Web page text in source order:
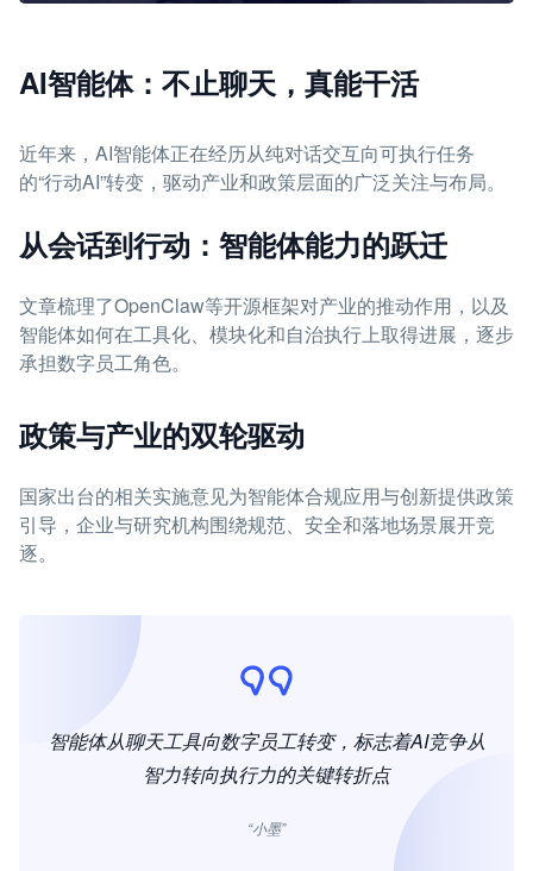
AI智能体：不止聊天，真能干活
近年来，AI智能体正在经历从纯对话交互向可执行任务
的“行动AI”转变，驱动产业和政策层面的广泛关注与布局。
从会话到行动：智能体能力的跃迁
文章梳理了OpenClaw等开源框架对产业的推动作用，以及
智能体如何在工具化、模块化和自治执行上取得进展，逐步
承担数字员工角色。
政策与产业的双轮驱动
国家出台的相关实施意见为智能体合规应用与创新提供政策
引导，企业与研究机构围绕规范、安全和落地场景展开竞
逐。
智能体从聊天工具向数字员工转变，标志着AI竞争从
智力转向执行力的关键转折点
“小墨”